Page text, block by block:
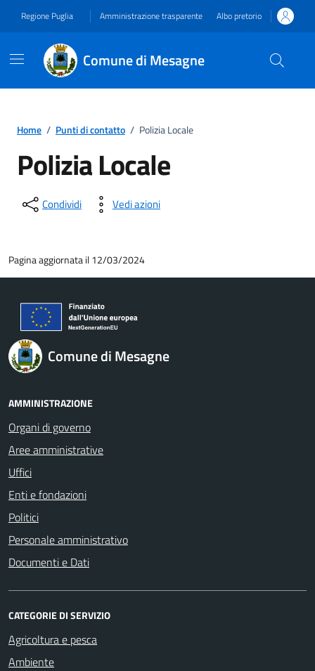
Regione Puglia Amministrazione trasparente Albo pretorio
Comune di Mesagne
Home / Punti di contatto / Polizia Locale
Polizia Locale
Condividi Vedi azioni
Pagina aggiornata il 12/03/2024
Comune di Mesagne
AMMINISTRAZIONE
Organi di governo
Aree amministrative
Uffici
Enti e fondazioni
Politici
Personale amministrativo
Documenti e Dati
CATEGORIE DI SERVIZIO
Agricoltura e pesca
Ambiente